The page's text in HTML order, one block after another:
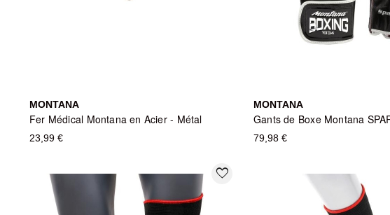
MONTANA
Fer Médical Montana en Acier - Métal
23,99 €
MONTANA
79,98 €
favorite_border